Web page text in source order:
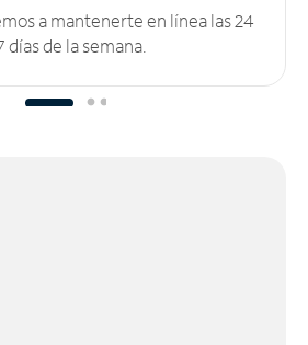
a mantenerte en línea las 24
días de la semana.